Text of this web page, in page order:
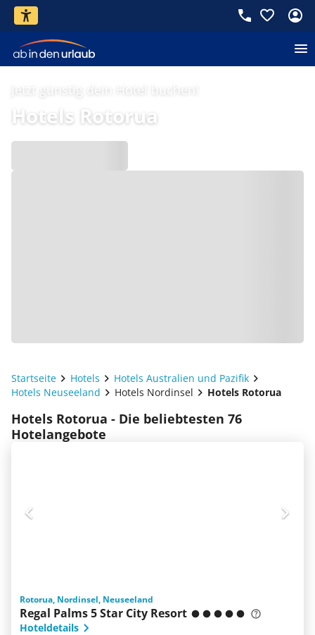
Jetzt günstig dein Hotel buchen!
Hotels Rotorua
Startseite Hotels
Hotels Australien und Pazifik
Hotels Neuseeland
Hotels Nordinsel Hotels Rotorua
Hotels Rotorua - Die beliebtesten 76
Hotelangebote
Rotorua, Nordinsel, Neuseeland
Regal Palms 5 Star City Resort
Hoteldetails